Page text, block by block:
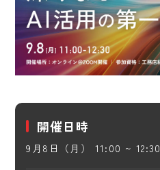
開催日時
9月8日（月） 11:00 ~ 12:30